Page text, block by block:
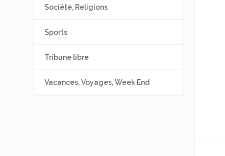
Société, Religions
Sports
Tribune libre
Vacances, Voyages, Week End